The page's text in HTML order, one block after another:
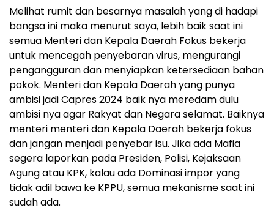
Melihat rumit dan besarnya masalah yang di hadapi
bangsa ini maka menurut saya, lebih baik saat ini
semua Menteri dan Kepala Daerah Fokus bekerja
untuk mencegah penyebaran virus, mengurangi
pengangguran dan menyiapkan ketersediaan bahan
pokok. Menteri dan Kepala Daerah yang punya
ambisi jadi Capres 2024 baik nya meredam dulu
ambisi nya agar Rakyat dan Negara selamat. Baiknya
menteri menteri dan Kepala Daerah bekerja fokus
dan jangan menjadi penyebar isu. Jika ada Mafia
segera laporkan pada Presiden, Polisi, Kejaksaan
Agung atau KPK, kalau ada Dominasi impor yang
tidak adil bawa ke KPPU, semua mekanisme saat ini
sudah ada.